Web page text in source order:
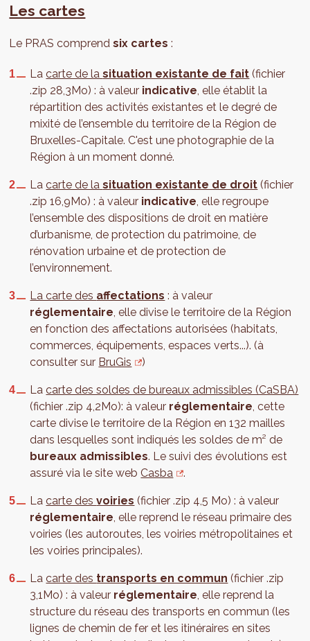
Les cartes
Le PRAS comprendsix cartes :
Lacarte de lasituation existante de fait (fichier
.zip 28,3Mo) : à valeur indicative, elle établit la
répartition des activités existantes et le degré de
mixité de l’ensemble du territoire de la Région de
Bruxelles-Capitale. C'est une photographie de la
Région à un moment donné.
Lacarte de lasituation existante de droit (fichier
.zip 16,9Mo) : à valeur indicative, elle regroupe
l’ensemble des dispositions de droit en matière
d’urbanisme, de protection du patrimoine, de
rénovation urbaine et de protection de
l’environnement.
La carte des affectations : à valeur
réglementaire, elle divise le territoire de la Région
en fonction des affectations autorisées (habitats,
commerces, équipements, espaces verts...). (à
consulter sur BruGis )
Lacarte des soldes de bureaux admissibles (CaSBA)
(fichier .zip 4,2Mo): à valeur réglementaire, cette
carte divise le territoire de la Région en 132 mailles
dans lesquelles sont indiqués les soldes de m² de
bureaux admissibles. Le suivi des évolutions est
assuré via le site webCasba .
Lacarte desvoiries (fichier .zip 4,5 Mo) : à valeur
réglementaire, elle reprend le réseau primaire des
voiries (les autoroutes, les voiries métropolitaines et
les voiries principales).
Lacarte des transports en commun (fichier .zip
3,1Mo) : à valeur réglementaire, elle reprend la
structure du réseau des transports en commun (les
lignes de chemin de fer et les itinéraires en sites